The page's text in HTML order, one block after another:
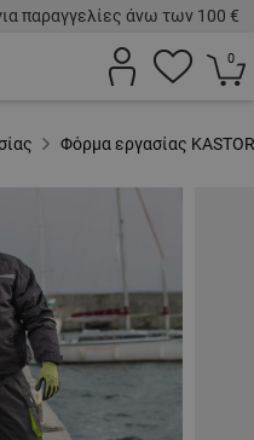
παραγγελίες άνω των 100 €
0
Φόρμα εργασίας